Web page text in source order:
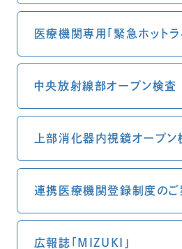
医療機関専用「緊急ホットラ
中央放射線部オープン検査
上部消化器内視鏡オープン
連携医療機関登録制度のご
広報誌「MIZUKI」